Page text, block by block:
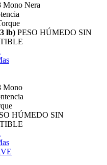
Mono Nera
lb) PESO HÚMEDO SIN
Mono
HÚMEDO SIN